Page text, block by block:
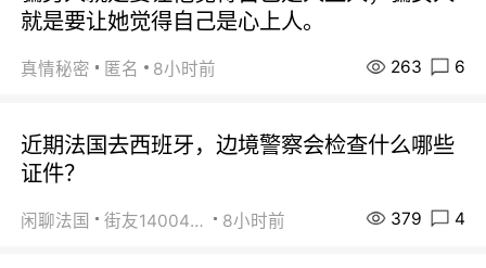
就是要让她觉得自己是心上人。
真情秘密 匿名 8小时前 263 6
近期法国去西班牙，边境警察会检查什么哪些
证件？
闲聊法国 街友14004820 8小时前 379 4